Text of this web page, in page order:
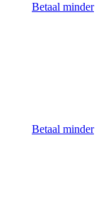
Betaal minder
Betaal minder